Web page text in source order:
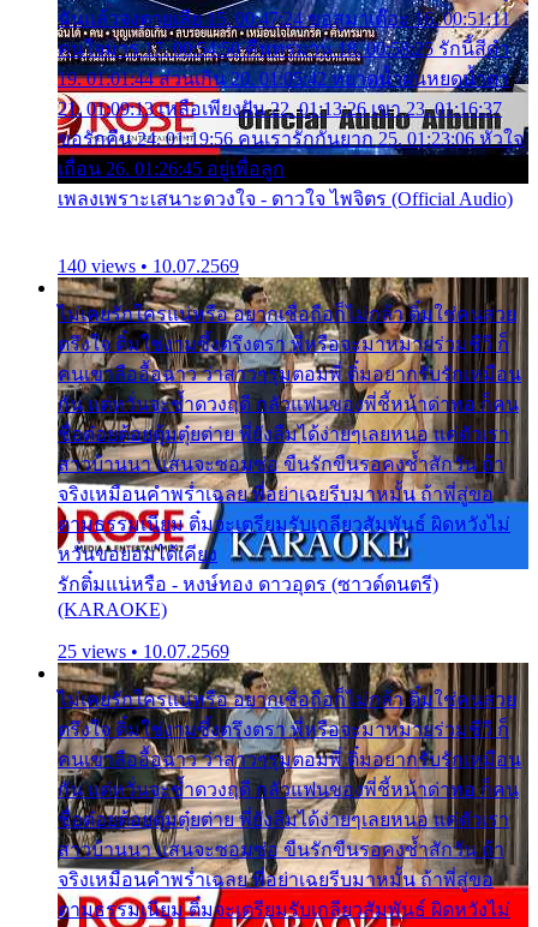
ฉันแล้วจงตายเสีย 15. 00:47:24 ขอสูมาเต๊อะ 16. 00:51:11
คนใจมาร 17. 00:54:50 คืนทรมาน 18. 00:58:25 รักนี้สีดำ
19. 01:01:44 ส่วนเกิน 20. 01:05:42 หยาดน้ำฝนหยดน้ำตา
21. 01:09:13 เหลือเพียงฝัน 22. 01:13:26 เขา 23. 01:16:37
ขอรักคืน 24. 01:19:56 คนเรารักกันยาก 25. 01:23:06 หัวใจ
เถื่อน 26. 01:26:45 อยู่เพื่อลูก
เพลงเพราะเสนาะดวงใจ - ดาวใจ ไพจิตร (Official Audio)
140 views • 10.07.2569
ไม่เคยรักใครแน่หรือ อยากเชื่อถือก็ไม่กล้า ติ๋มใช่คนสวย
ตรึงใจ ติ๋มใช่งามซึ้งตรึงตรา พี่หรือจะมาหมายร่วมชีวี ก็
คนเขาลืออื้อฉาว ว่าสาวๆรุมตอมพี่ ติ๋มอยากรับรักเหมือน
กัน แต่หวั่นจะช้ำดวงฤดี กลัวแฟนของพี่ชี้หน้าด่าทอ ก็คน
ชื่อต๋อยต้อยตุ้มตุ๋ยต่าย พี่ยังลืมได้ง่ายๆเลยหนอ แค่ตัวเรา
สาวบ้านนา แสนจะซอมซ่อ ขืนรักขืนรอคงช้ำสักวัน ถ้า
จริงเหมือนคำพร่ำเฉลย พี่อย่าเฉยรีบมาหมั้น ถ้าพี่สู่ขอ
ตามธรรมเนียม ติ๋มจะเตรียมรับเกลียวสัมพันธ์ ผิดหวังไม่
หวั่นขอยอมได้เคียง
รักติ๋มแน่หรือ - หงษ์ทอง ดาวอุดร (ซาวด์ดนตรี)
(KARAOKE)
25 views • 10.07.2569
ไม่เคยรักใครแน่หรือ อยากเชื่อถือก็ไม่กล้า ติ๋มใช่คนสวย
ตรึงใจ ติ๋มใช่งามซึ้งตรึงตรา พี่หรือจะมาหมายร่วมชีวี ก็
คนเขาลืออื้อฉาว ว่าสาวๆรุมตอมพี่ ติ๋มอยากรับรักเหมือน
กัน แต่หวั่นจะช้ำดวงฤดี กลัวแฟนของพี่ชี้หน้าด่าทอ ก็คน
ชื่อต๋อยต้อยตุ้มตุ๋ยต่าย พี่ยังลืมได้ง่ายๆเลยหนอ แค่ตัวเรา
สาวบ้านนา แสนจะซอมซ่อ ขืนรักขืนรอคงช้ำสักวัน ถ้า
จริงเหมือนคำพร่ำเฉลย พี่อย่าเฉยรีบมาหมั้น ถ้าพี่สู่ขอ
ตามธรรมเนียม ติ๋มจะเตรียมรับเกลียวสัมพันธ์ ผิดหวังไม่